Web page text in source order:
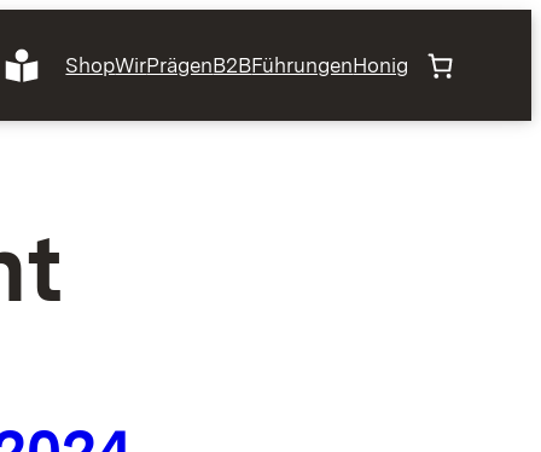
ShopWirPrägenB2BFührungenHonig